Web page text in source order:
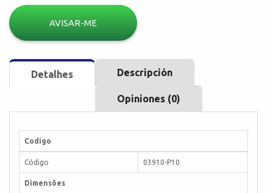
AVISAR-ME
Detalhes Descripción
Opiniones (0)
Codigo
Código 03910-P10
Dimensões